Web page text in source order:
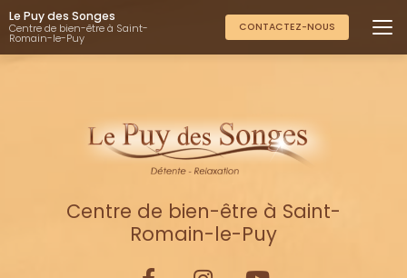
Aller
au
contenu
principal
Le Puy des Songes
Centre de bien-être à Saint-
Romain-le-Puy
CONTACTEZ-NOUS
Centre de bien-être à Saint-
Romain-le-Puy